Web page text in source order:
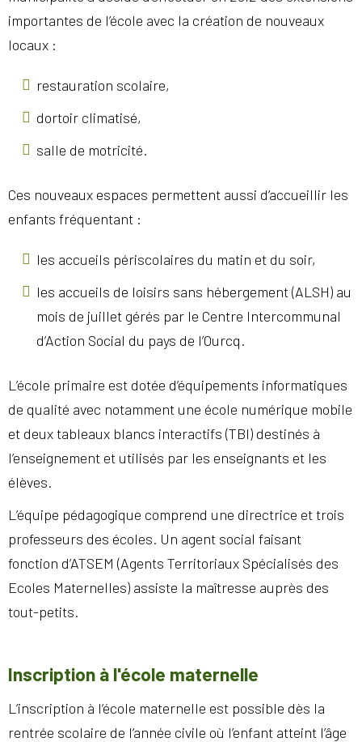
importantes de l’école avec la création de nouveaux
locaux :
restauration scolaire,
dortoir climatisé,
salle de motricité.
Ces nouveaux espaces permettent aussi d’accueillir les
enfants fréquentant :
les accueils périscolaires du matin et du soir,
les accueils de loisirs sans hébergement (ALSH) au
mois de juillet gérés par le Centre Intercommunal
d’Action Social du pays de l’Ourcq.
L’école primaire est dotée d’équipements informatiques
de qualité avec notamment une école numérique mobile
et deux tableaux blancs interactifs (TBI) destinés à
l’enseignement et utilisés par les enseignants et les
élèves.
L’équipe pédagogique comprend une directrice et trois
professeurs des écoles. Un agent social faisant
fonction d’ATSEM (Agents Territoriaux Spécialisés des
Ecoles Maternelles) assiste la maîtresse auprès des
tout-petits.
Inscription à l'école maternelle
L’inscription à l’école maternelle est possible dès la
rentrée scolaire de l’année civile où l’enfant atteint l’âge